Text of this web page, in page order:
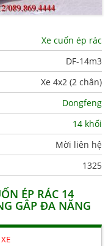
Xe cuốn ép rác
DF-14m3
Xe 4x2 (2 chân)
Dongfeng
14 khối
Mời liên hệ
1325
ÉP RÁC 14
GẮP ĐA NĂNG